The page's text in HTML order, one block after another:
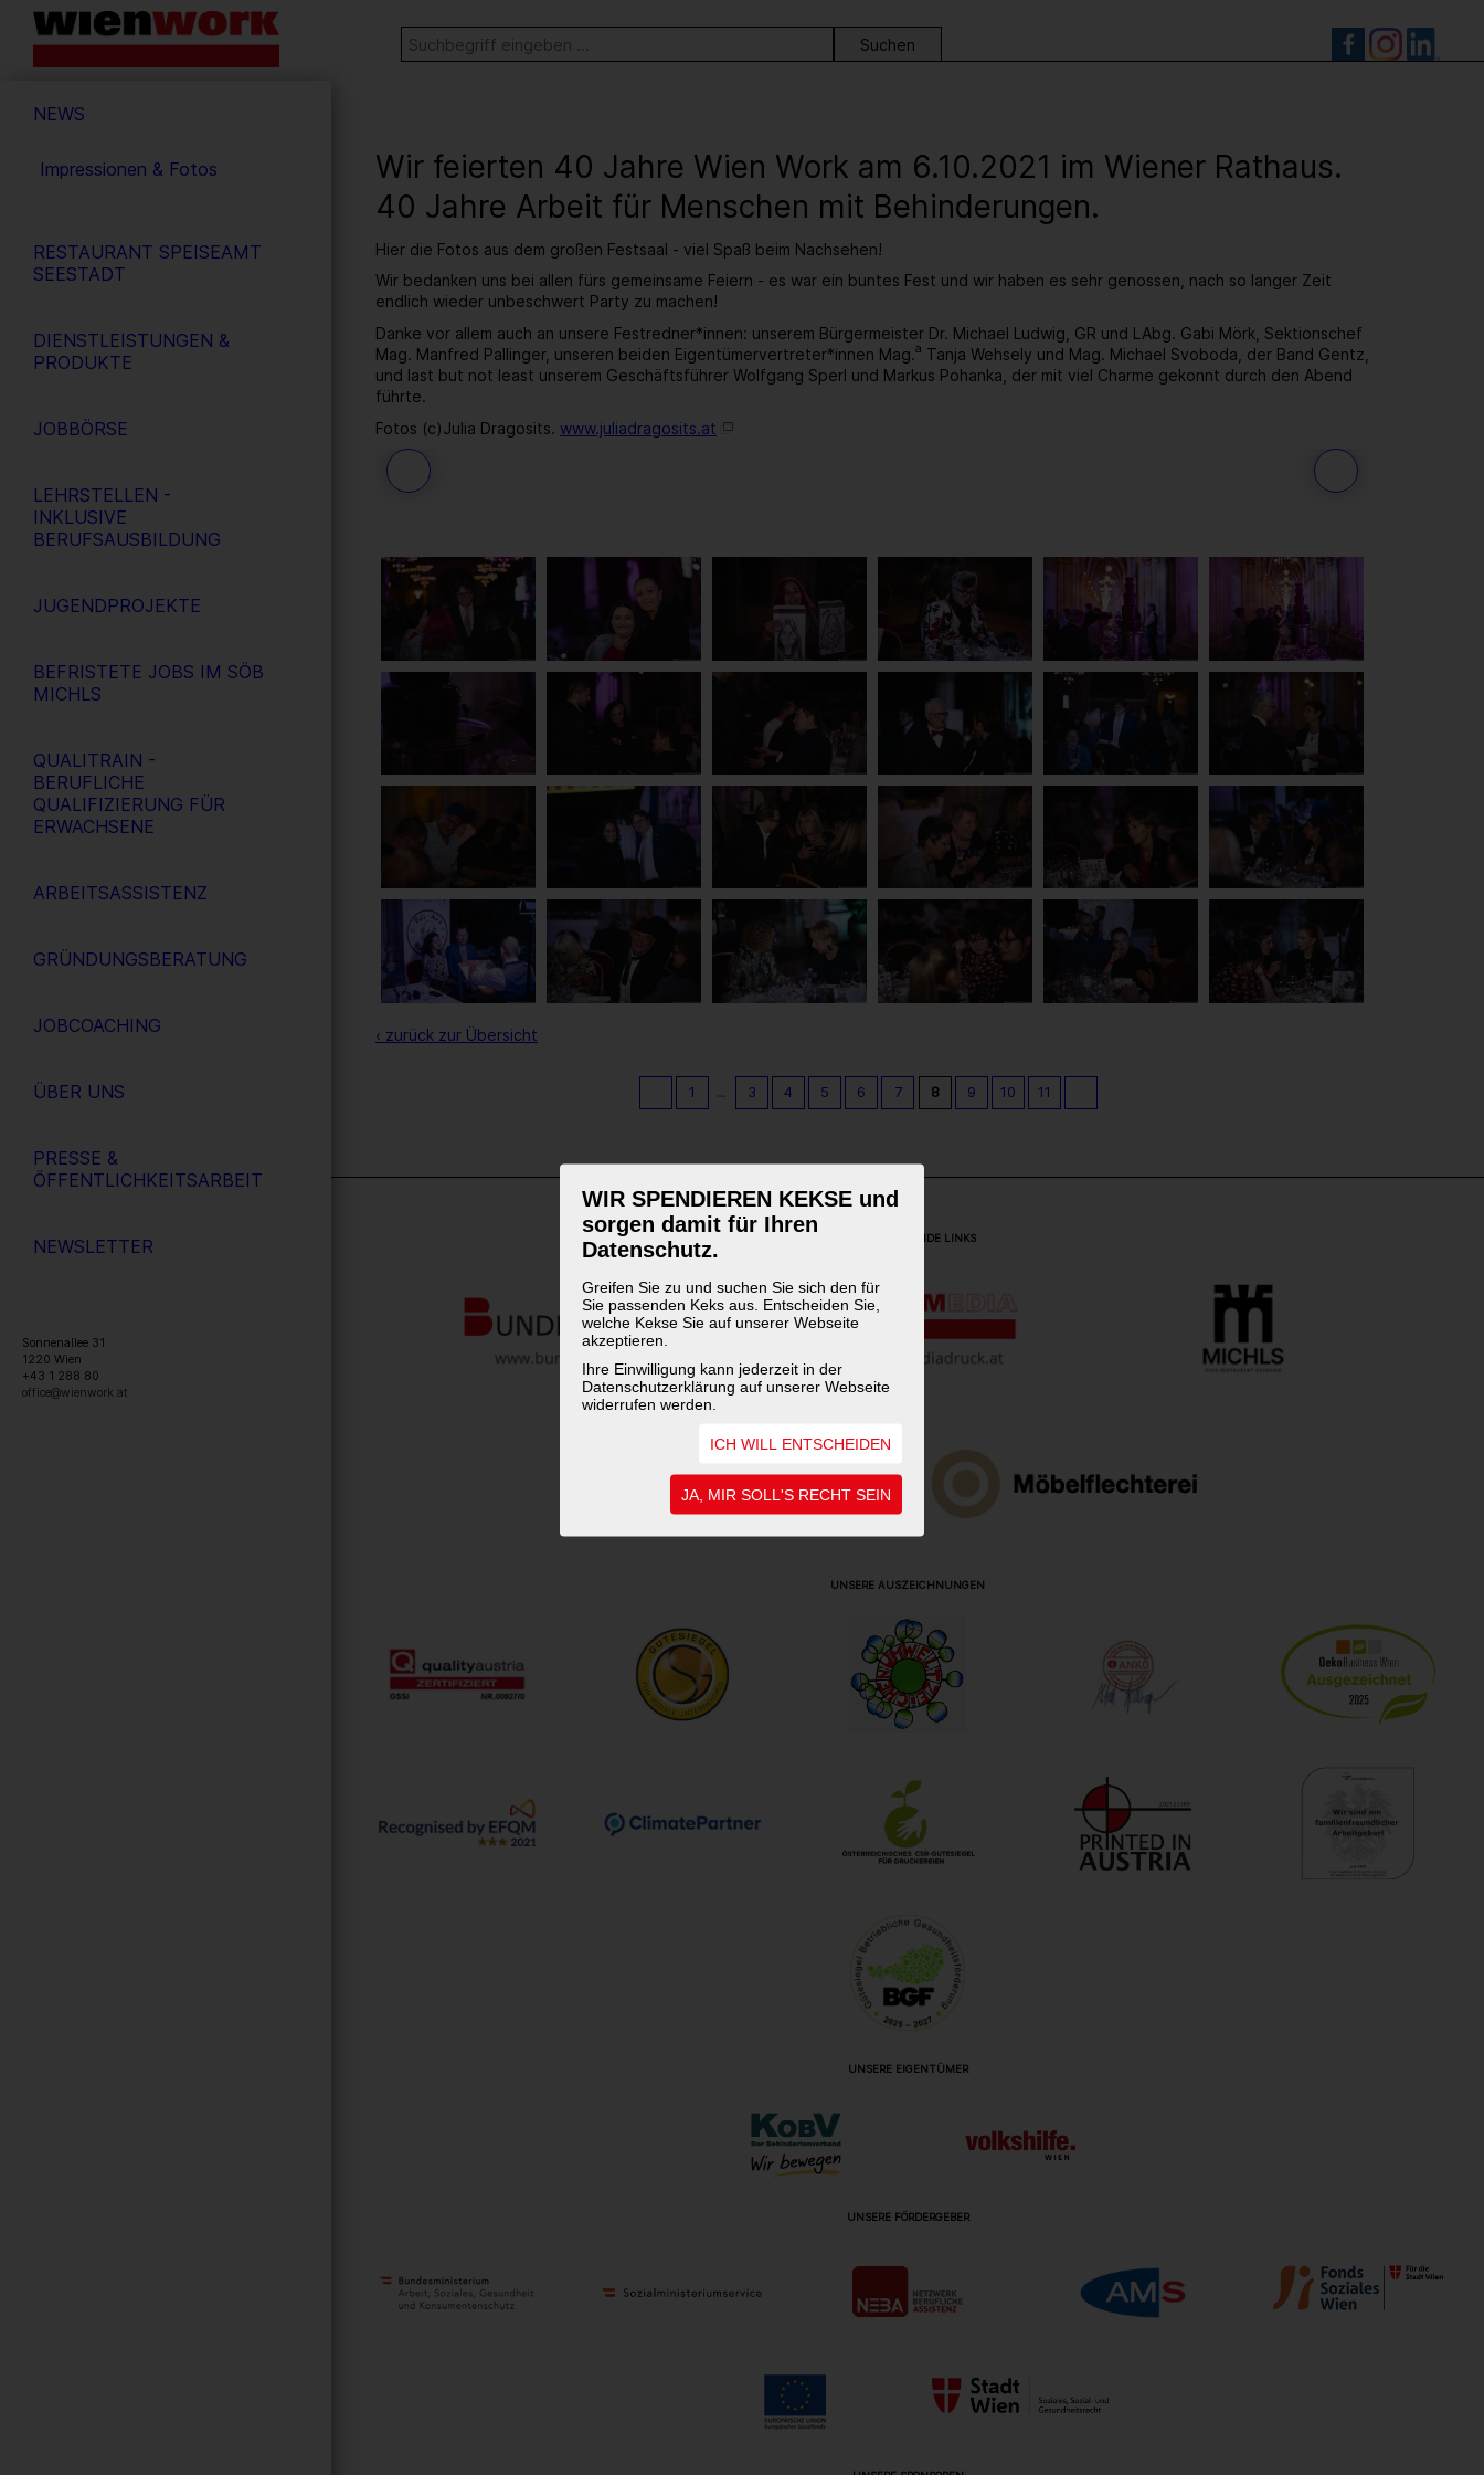
WIR SPENDIEREN KEKSE und
sorgen damit für Ihren
Datenschutz.
Greifen Sie zu und suchen Sie sich den für
Sie passenden Keks aus. Entscheiden Sie,
welche Kekse Sie auf unserer Webseite
akzeptieren.
Ihre Einwilligung kann jederzeit in der
Datenschutzerklärung auf unserer Webseite
widerrufen werden.
ICH WILL ENTSCHEIDEN
JA, MIR SOLL'S RECHT SEIN
Barrierefreie
Bedienung
Webseite
Stichwortsuche
SUCHE
NEWS
Impressionen & Fotos
RESTAURANT SPEISEAMT
SEESTADT
DIENSTLEISTUNGEN &
PRODUKTE
JOBBÖRSE
LEHRSTELLEN -
INKLUSIVE
BERUFSAUSBILDUNG
JUGENDPROJEKTE
BEFRISTETE JOBS IM SÖB
MICHLS
QUALITRAIN -
BERUFLICHE
QUALIFIZIERUNG FÜR
ERWACHSENE
ARBEITSASSISTENZ
GRÜNDUNGSBERATUNG
JOBCOACHING
ÜBER UNS
PRESSE &
ÖFFENTLICHKEITSARBEIT
NEWSLETTER
Sonnenallee 31
1220 Wien
+43 1 288 80
office@wienwork.at
Wir feierten 40 Jahre Wien Work am 6.10.2021 im Wiener Rathaus.
40 Jahre Arbeit für Menschen mit Behinderungen.
Hier die Fotos aus dem großen Festsaal - viel Spaß beim Nachsehen!
Wir bedanken uns bei allen fürs gemeinsame Feiern - es war ein buntes Fest und wir haben es sehr genossen, nach so langer Zeit
endlich wieder unbeschwert Party zu machen!
Danke vor allem auch an unsere Festredner*innen: unserem Bürgermeister Dr. Michael Ludwig, GR und LAbg. Gabi Mörk, Sektionschef
Mag. Manfred Pallinger, unseren beiden Eigentümervertreter*innen Mag.a Tanja Wehsely und Mag. Michael Svoboda, der Band Gentz,
und last but not least unserem Geschäftsführer Wolfgang Sperl und Markus Pohanka, der mit viel Charme gekonnt durch den Abend
führte.
Fotos (c)Julia Dragosits. www.juliadragosits.at
186 / 259
‹ zurück zur Übersicht
1 ... 3 4 5 6 7 8 9 10 11
WEITERFÜHRENDE LINKS
UNSERE AUSZEICHNUNGEN
UNSERE EIGENTÜMER
UNSERE FÖRDERGEBER